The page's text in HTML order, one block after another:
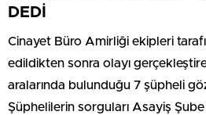
DEDİ
Cinayet Büro Amirliği ekipleri
edildikten sonra olayı
aralarında bulunduğu 7 şüpheli
Şüphelilerin sorguları Asayiş Şube